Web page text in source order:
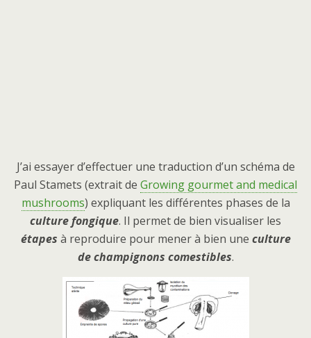
J’ai essayer d’effectuer une traduction d’un schéma de
Paul Stamets (extrait de Growing gourmet and medical
mushrooms) expliquant les différentes phases de la
culture fongique. Il permet de bien visualiser les
étapes à reproduire pour mener à bien une culture
de champignons comestibles.